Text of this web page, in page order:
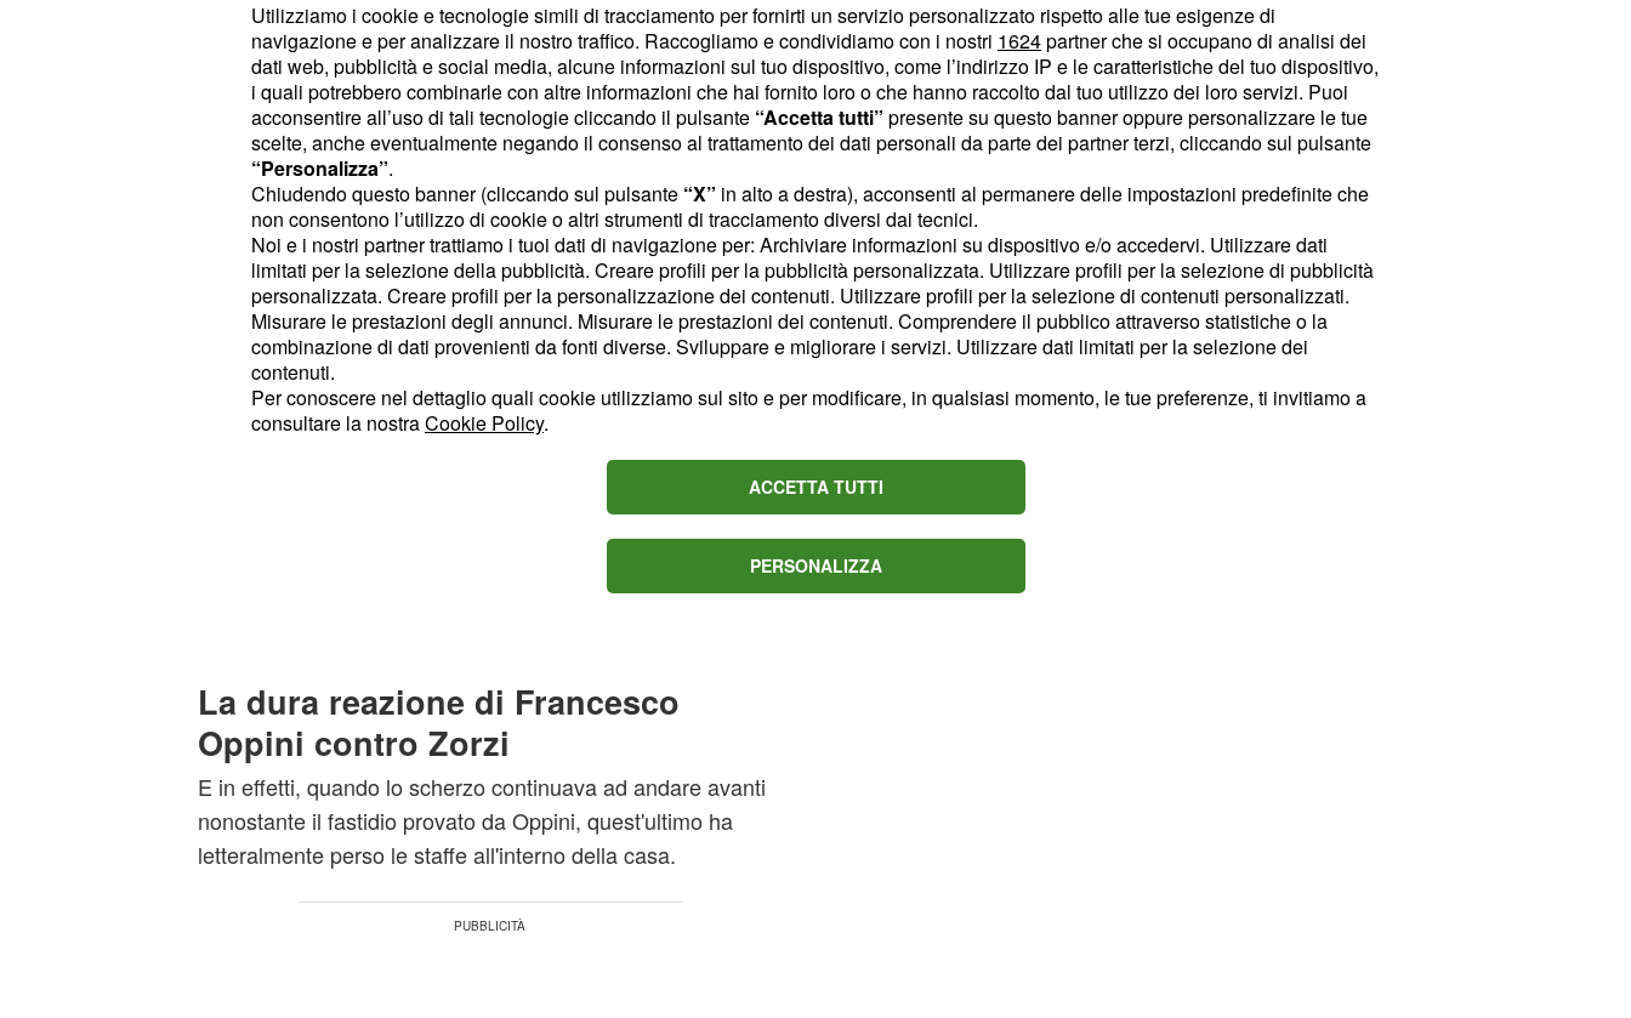
'Fra, guardami. Ti giuro che mi sono innamorato', ha ripetuto
Zorzi per rendere credibile la sua confessione, aggiungendo
che al momento lo aveva già detto a Elisabetta e Maria
Teresa all'interno della casa delGrande Fratello Vip
Immediata la reazione di Francesco Oppini che subito gli ha
detto che non credeva alle sue parole e, al tempo stesso, ha
continuava a ripetere il figlio di Alba Parietti che ha ribadito
La dura reazione di Francesco
Oppini contro Zorzi
E in effetti, quando lo scherzo continuava ad andare avanti
nonostante il fastidio provato da Oppini, quest'ultimo ha
letteralmente perso le staffe all'interno della casa.
Utilizziamo i cookie e tecnologie simili di tracciamento per fornirti un servizio personalizzato rispetto alle tue esigenze di
navigazione e per analizzare il nostro traffico. Raccogliamo e condividiamo con i nostri 1624partner che si occupano di analisi dei
dati web, pubblicità e social media, alcune informazioni sul tuo dispositivo, come l’indirizzo IP e le caratteristiche del tuo dispositivo,
i quali potrebbero combinarle con altre informazioni che hai fornito loro o che hanno raccolto dal tuo utilizzo dei loro servizi. Puoi
acconsentire all’uso di tali tecnologie cliccando il pulsante “Accetta tutti” presente su questo banner oppure personalizzare le tue
scelte, anche eventualmente negando il consenso al trattamento dei dati personali da parte dei partner terzi, cliccando sul pulsante
“Personalizza”.
Chiudendo questo banner (cliccando sul pulsante “X” in alto a destra), acconsenti al permanere delle impostazioni predefinite che
non consentono l’utilizzo di cookie o altri strumenti di tracciamento diversi dai tecnici.
Noi e i nostri partner trattiamo i tuoi dati di navigazione per: Archiviare informazioni su dispositivo e/o accedervi. Utilizzare dati
limitati per la selezione della pubblicità. Creare profili per la pubblicità personalizzata. Utilizzare profili per la selezione di pubblicità
personalizzata. Creare profili per la personalizzazione dei contenuti. Utilizzare profili per la selezione di contenuti personalizzati.
Misurare le prestazioni degli annunci. Misurare le prestazioni dei contenuti. Comprendere il pubblico attraverso statistiche o la
combinazione di dati provenienti da fonti diverse. Sviluppare e migliorare i servizi. Utilizzare dati limitati per la selezione dei
contenuti.
Per conoscere nel dettaglio quali cookie utilizziamo sul sito e per modificare, in qualsiasi momento, le tue preferenze, ti invitiamo a
consultare la nostraCookie Policy.
ACCETTA TUTTI
PERSONALIZZA